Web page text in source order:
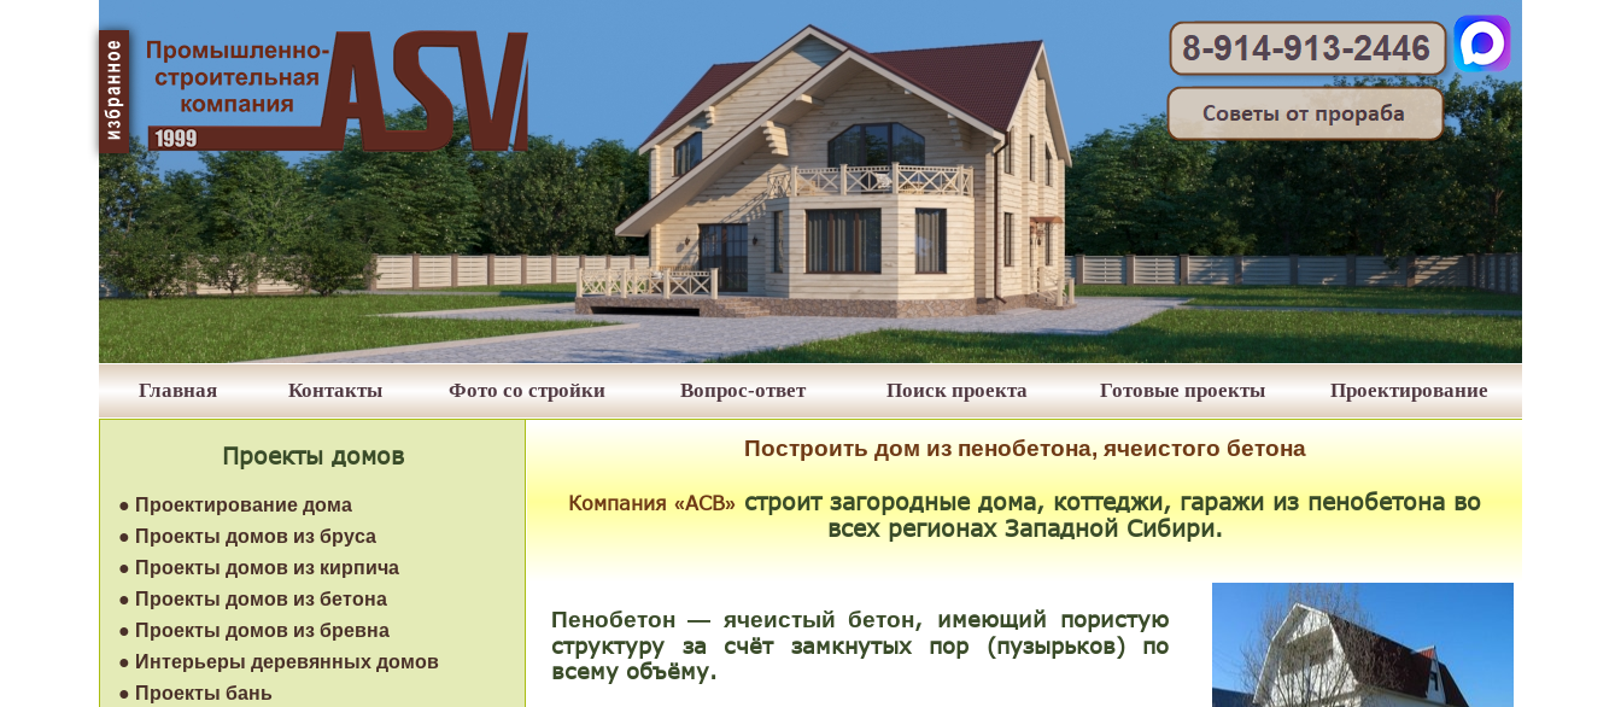
Проектирование
Главная Фото со стройки
Контакты Вопрос-ответ Поиск проекта Готовые проекты
Проекты домов
● Проектирование дома
● Проекты домов из бруса
● Проекты домов из кирпича
● Проекты домов из бетона
● Проекты домов из бревна
● Интерьеры деревянных домов
● Проекты бань
Пенобетон — ячеистый бетон, имеющий пористую
структуру за счёт замкнутых пор (пузырьков) по
всему объёму.
Построить дом из пенобетона, ячеистого бетона
Компания «АСВ» строит загородные дома, коттеджи, гаражи из пенобетона во
всех регионах Западной Сибири.